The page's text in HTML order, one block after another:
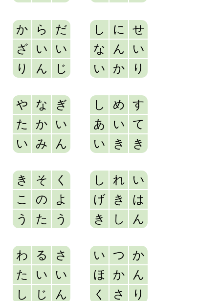
か ら
だ
ざ
い
い
り
ん じ
し に
せ
な
ん
い
い
か り
や な
ぎ
た
か
い
い
み ん
し め
す
あ
い
て
い
き き
き そ
く
こ
の
よ
う
た う
し れ
い
げ
き
は
き
し ん
わ る
さ
た
い
い
し
じ ん
い つ
か
ほ
か
ん
く
さ り